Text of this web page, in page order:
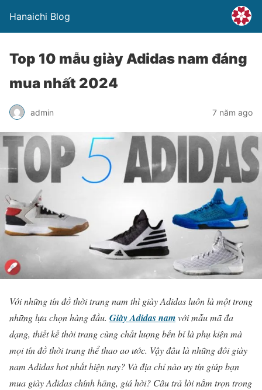
Hanaichi Blog
Top 10 mẫu giày Adidas nam đáng
mua nhất 2024
admin 7 năm ago
Với những tín đồ thời trang nam thì giày Adidas luôn là một trong
những lựa chọn hàng đầu. Giày Adidas namvới mẫu mã đa
dạng, thiết kế thời trang cùng chất lượng bền bỉ là phụ kiện mà
mọi tín đồ thời trang thể thao ao ước. Vậy đâu là những đôi giày
nam Adidas hot nhất hiện nay? Và địa chỉ nào uy tín giúp bạn
mua giày Adidas chính hãng, giá hời? Câu trả lời nằm trọn trong